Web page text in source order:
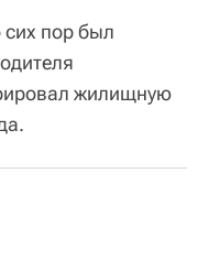
сих пор был
жилищную